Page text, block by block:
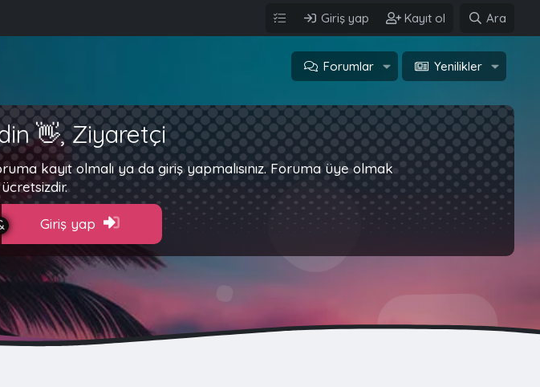
Giriş yap Kayıt ol Ara
Forumlar Yenilikler
👋, Ziyaretçi
kayıt olmalı ya da giriş yapmalısınız. Foruma üye olmak
Giriş yap